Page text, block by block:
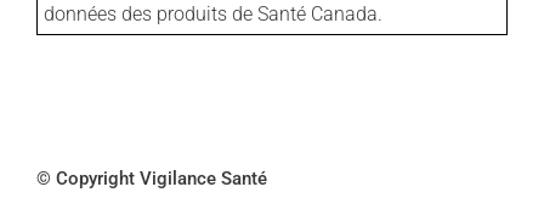
données des produits de Santé Canada.
© Copyright Vigilance Santé